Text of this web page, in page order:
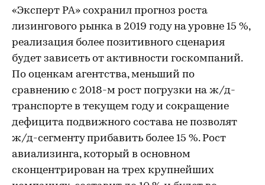
«Эксперт РА» сохранил прогноз роста
лизингового рынка в 2019 году на уровне 15 %,
реализация более позитивного сценария
будет зависеть от активности госкомпаний.
По оценкам агентства, меньший по
сравнению с 2018-м рост погрузки на ж/д-
транспорте в текущем году и сокращение
дефицита подвижного состава не позволят
ж/д-сегменту прибавить более 15 %. Рост
авиализинга, который в основном
сконцентрирован на трех крупнейших